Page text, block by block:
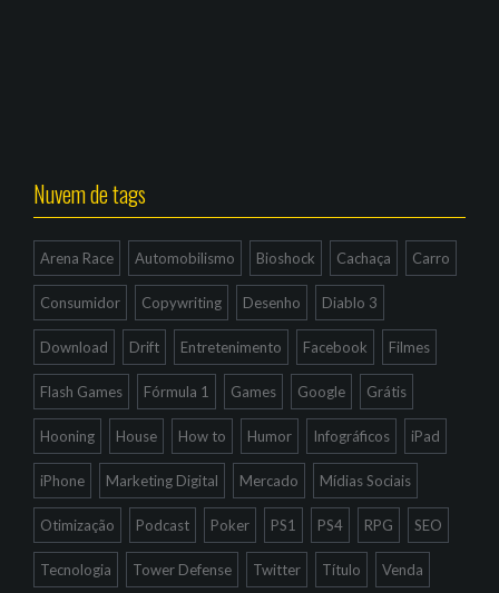
Nuvem de tags
Arena Race Automobilismo Bioshock Cachaça Carro
Consumidor Copywriting Desenho Diablo 3
Download Drift Entretenimento Facebook Filmes
Flash Games Fórmula 1 Games Google Grátis
Hooning House How to Humor Infográficos iPad
iPhone Marketing Digital Mercado Mídias Sociais
Otimização Podcast Poker PS1 PS4 RPG SEO
Tecnologia Tower Defense Twitter Título Venda